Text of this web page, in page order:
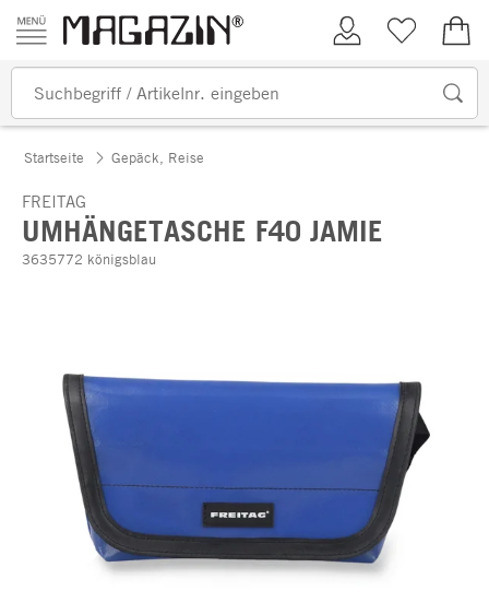
Zum Inhalt springen
Kundenkonto
Merkliste
Startseite Gepäck, Reise
FREITAG
UMHÄNGETASCHE F40 JAMIE
3635772 königsblau